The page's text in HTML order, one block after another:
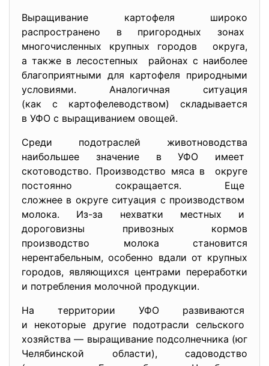
Выращивание картофеля широко
распространено в пригородных зонах
многочисленных крупных городов округа,
а также в лесостепных районах с наиболее
благоприятными для картофеля природными
условиями. Аналогичная ситуация
(как с картофелеводством) складывается
в УФО с выращиванием овощей.
Среди подотраслей животноводства
наибольшее значение в УФО имеет
скотоводство. Производство мяса в округе
постоянно сокращается. Еще
сложнее в округе ситуация с производством
молока. Из-за нехватки местных и
дороговизны привозных кормов
производство молока становится
нерентабельным, особенно вдали от крупных
городов, являющихся центрами переработки
и потребления молочной продукции.
На территории УФО развиваются
и некоторые другие подотрасли сельского
хозяйства — выращивание подсолнечника (юг
Челябинской области), садоводство